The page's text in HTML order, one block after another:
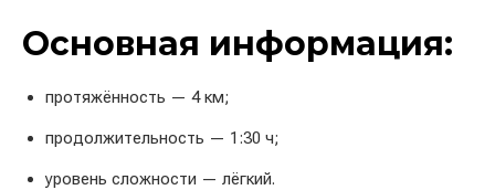
Основная информация:
протяжённость — 4 км;
продолжительность — 1:30 ч;
уровень сложности — лёгкий.